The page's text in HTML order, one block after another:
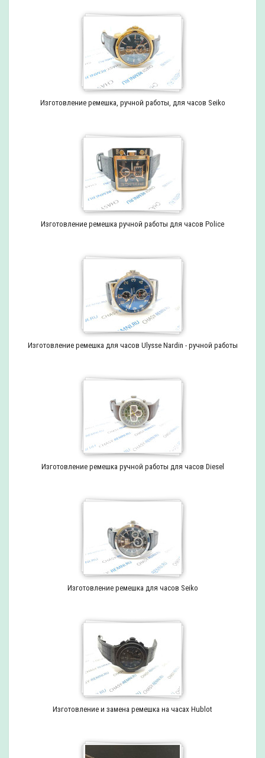
Изготовление ремешка, ручной работы, для часов Seiko
Изготовление ремешка ручной работы для часов Police
Изготовление ремешка для часов Ulysse Nardin - ручной работы
Изготовление ремешка ручной работы для часов Diesel
Изготовление ремешка для часов Seiko
Изготовление и замена ремешка на часах Hublot